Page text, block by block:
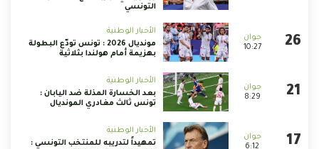
التونسي
10:27
الأخبار الوطنية
مونديال 2026 : تونس تودّع البطولة
بهزيمة أمام هولندا بثلاثية
8:29
الأخبار الوطنية
بعد الخسارة المذلة ضد اليابان :
تونس ثالث مغادري المونديال
6:12
الأخبار الوطنية
تمهيداً لتدريبه للمنتخب التونسي :